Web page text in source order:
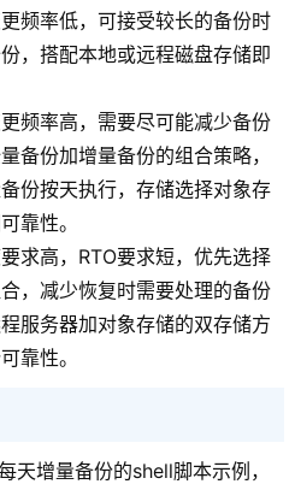
频率低，可接受较长的备份时
，搭配本地或远程磁盘存储即
频率高，需要尽可能减少备份
备份加增量备份的组合策略，
份按天执行，存储选择对象存
靠性。
求高，RTO要求短，优先选择
，减少恢复时需要处理的备份
服务器加对象存储的双存储方
靠性。
天增量备份的shell脚本示例，